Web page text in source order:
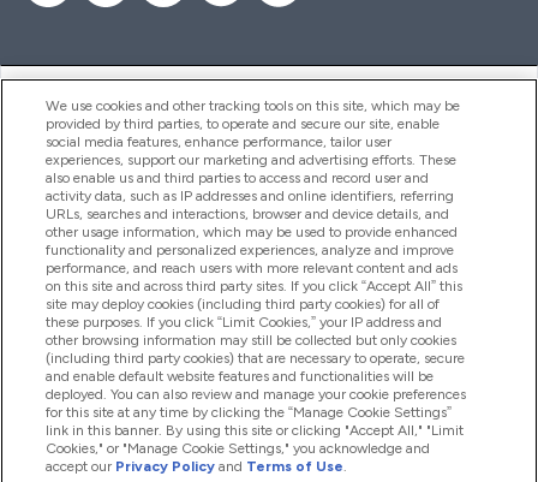
ヘルプ＆ガイド
商品について
会社概要
特典＆ポイント
2026 The Hut.com Ltd
We use cookies and other tracking tools on this site, which may be
provided by third parties, to operate and secure our site, enable
social media features, enhance performance, tailor user
experiences, support our marketing and advertising efforts. These
also enable us and third parties to access and record user and
activity data, such as IP addresses and online identifiers, referring
URLs, searches and interactions, browser and device details, and
other usage information, which may be used to provide enhanced
functionality and personalized experiences, analyze and improve
performance, and reach users with more relevant content and ads
on this site and across third party sites. If you click “Accept All” this
site may deploy cookies (including third party cookies) for all of
these purposes. If you click “Limit Cookies,” your IP address and
other browsing information may still be collected but only cookies
(including third party cookies) that are necessary to operate, secure
and enable default website features and functionalities will be
deployed. You can also review and manage your cookie preferences
for this site at any time by clicking the “Manage Cookie Settings”
link in this banner. By using this site or clicking "Accept All," "Limit
Cookies," or "Manage Cookie Settings," you acknowledge and
accept our Privacy Policy and Terms of Use.